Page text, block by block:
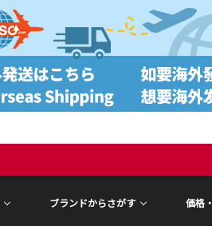
ブランドからさがす 価格